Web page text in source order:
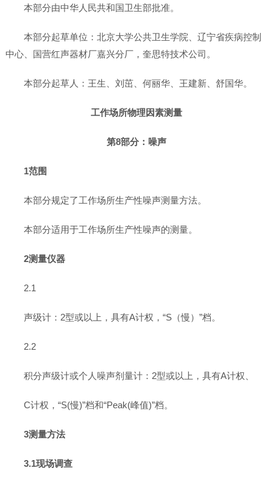
本部分由中华人民共和国卫生部批准。
本部分起草单位：北京大学公共卫生学院、辽宁省疾病控制
中心、国营红声器材厂嘉兴分厂，奎思特技术公司。
本部分起草人：王生、刘茁、何丽华、王建新、舒国华。
工作场所物理因素测量
第8部分：噪声
1范围
本部分规定了工作场所生产性噪声测量方法。
本部分适用于工作场所生产性噪声的测量。
2测量仪器
2.1
声级计：2型或以上，具有A计权，“S（慢）”档。
2.2
积分声级计或个人噪声剂量计：2型或以上，具有A计权、
C计权，“S(慢)”档和“Peak(峰值)”档。
3测量方法
3.1现场调查